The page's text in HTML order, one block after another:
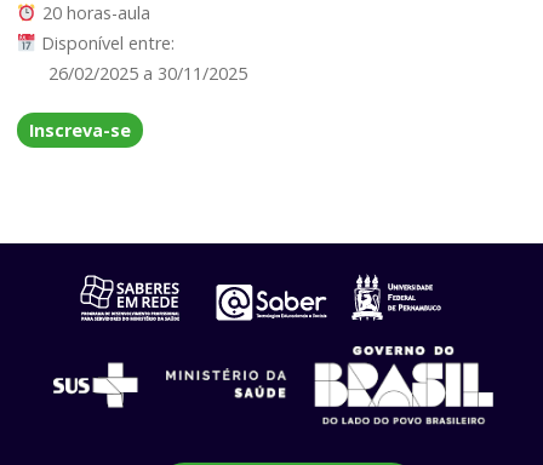
20 horas-aula
Disponível entre:
26/02/2025 a 30/11/2025
Inscreva-se